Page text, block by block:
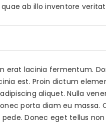
ab illo inventore
erat lacinia fermentum.
est. Proin dictum
aliquet. Nulla
porta diam eu massa.
pede. Donec eget tellus